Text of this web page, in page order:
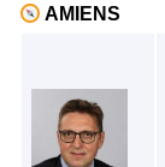
AMIENS